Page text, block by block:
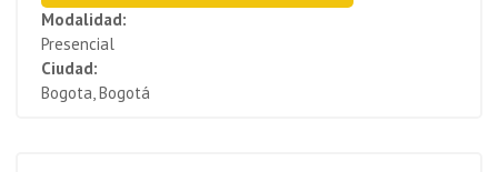
Modalidad:
Presencial
Ciudad:
Bogota, Bogotá